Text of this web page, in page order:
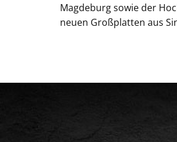
Magdeburg sowie der
neuen Großplatten aus